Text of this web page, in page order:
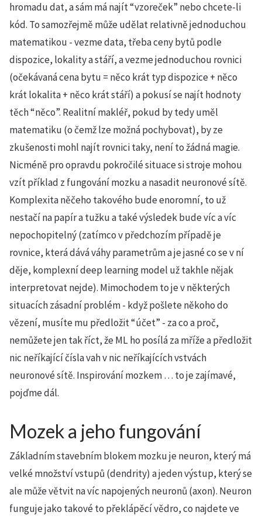
hromadu dat, a sám má najít “vzoreček” nebo chcete-li
kód. To samozřejmě může udělat relativně jednoduchou
matematikou - vezme data, třeba ceny bytů podle
dispozice, lokality a stáří, a vezme jednoduchou rovnici
(očekávaná cena bytu = něco krát typ dispozice + něco
krát lokalita + něco krát stáří) a pokusí se najít hodnoty
těch “něco”. Realitní makléř, pokud by tedy uměl
matematiku (o čemž lze možná pochybovat), by ze
zkušenosti mohl najít rovnici taky, není to žádná magie.
Nicméně pro opravdu pokročilé situace si stroje mohou
vzít příklad z fungování mozku a nasadit neuronové sítě.
Komplexita něčeho takového bude enoromní, to už
nestačí na papír a tužku a také výsledek bude víc a víc
nepochopitelný (zatímco v předchozím případě je
rovnice, která dává váhy parametrům a je jasné co se v ní
děje, komplexní deep learning model už takhle nějak
interpretovat nejde). Mimochodem to je v některých
situacích zásadní problém - když pošlete někoho do
vězení, musíte mu předložit “účet” - za co a proč,
nemůžete jen tak říct, že ML ho posílá za mříže a předložit
nic neříkající čísla vah v nic neříkajících vstvách
neuronové sítě. Inspirování mozkem … to je zajímavé,
pojďme dál.
Mozek a jeho fungování
Základním stavebním blokem mozku je neuron, který má
velké množství vstupů (dendrity) a jeden výstup, který se
ale může větvit na víc napojených neuronů (axon). Neuron
funguje jako takové to překlápěcí vědro, co najdete ve